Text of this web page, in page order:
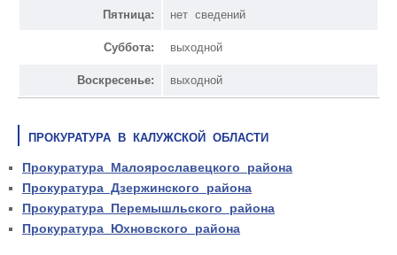
Пятница: нет сведений
Суббота: выходной
Воскресенье: выходной
ПРОКУРАТУРА В КАЛУЖСКОЙ ОБЛАСТИ
Прокуратура Малоярославецкого района
Прокуратура Дзержинского района
Прокуратура Перемышльского района
Прокуратура Юхновского района